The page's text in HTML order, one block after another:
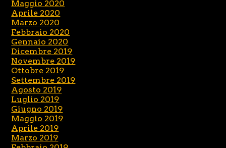
Maggio 2020
Aprile 2020
Marzo 2020
Febbraio 2020
Gennaio 2020
Dicembre 2019
Novembre 2019
Ottobre 2019
Settembre 2019
Agosto 2019
Luglio 2019
Giugno 2019
Maggio 2019
Aprile 2019
Marzo 2019